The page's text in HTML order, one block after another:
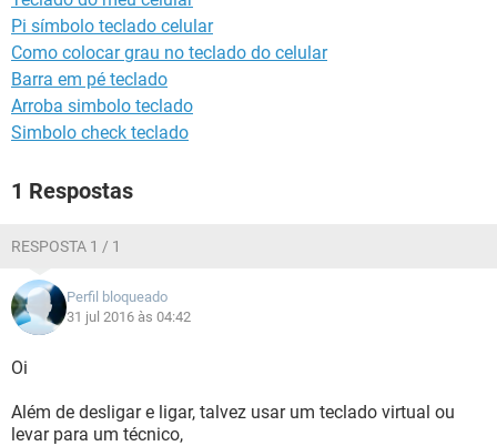
Pi símbolo teclado celular
Como colocar grau no teclado do celular
Barra em pé teclado
Arroba simbolo teclado
Simbolo check teclado
1 Respostas
RESPOSTA 1 / 1
Perfil bloqueado
31 jul 2016 às 04:42
Oi
Além de desligar e ligar, talvez usar um teclado virtual ou
levar para um técnico,